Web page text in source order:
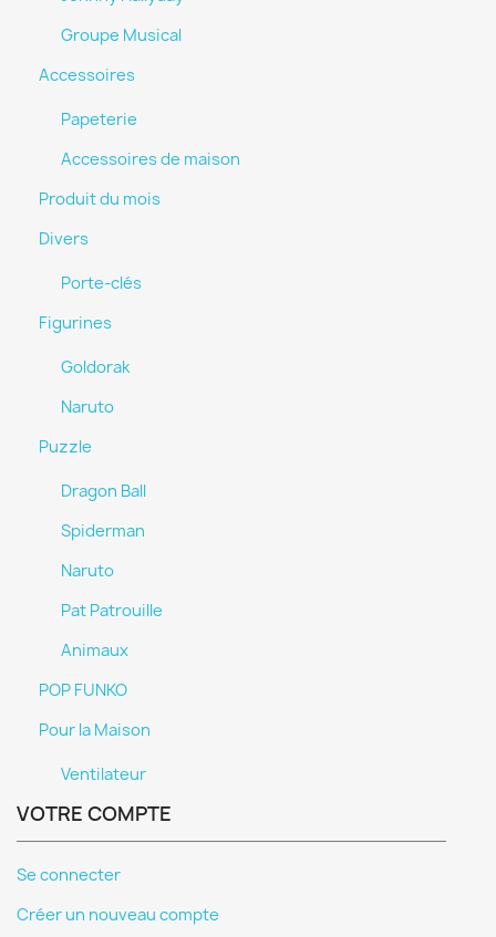
Groupe Musical
Accessoires
Papeterie
Accessoires de maison
Produit du mois
Divers
Porte-clés
Figurines
Goldorak
Naruto
Puzzle
Dragon Ball
Spiderman
Naruto
Pat Patrouille
Animaux
POP FUNKO
Pour la Maison
Ventilateur
VOTRE COMPTE
Se connecter
Créer un nouveau compte